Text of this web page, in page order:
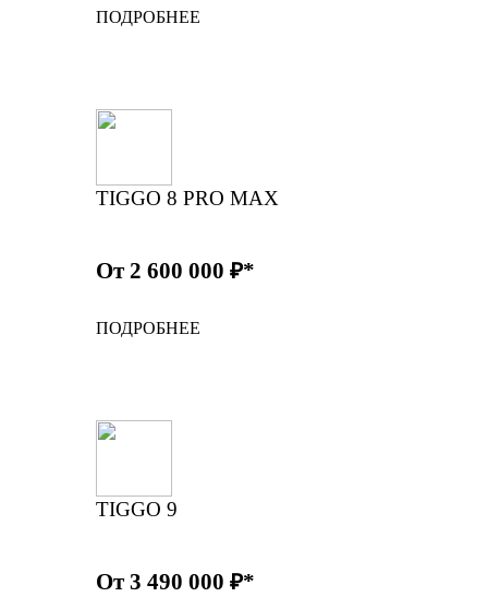
ПОДРОБНЕЕ
TIGGO 8 PRO MAX
От 2 600 000 ₽*
ПОДРОБНЕЕ
TIGGO 9
От 3 490 000 ₽*